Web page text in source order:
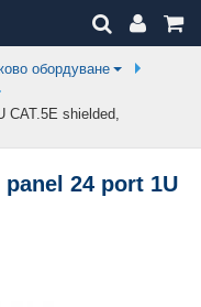
обордуване
CAT.5E shielded,
24 port 1U